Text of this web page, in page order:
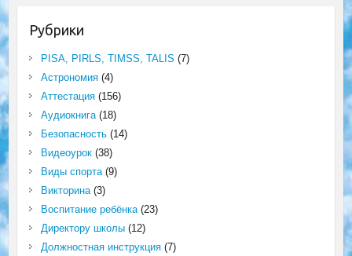
Рубрики
PISA, PIRLS, TIMSS, TALIS (7)
Астрономия(4)
Аттестация(156)
Аудиокнига(18)
Безопасность(14)
Видеоурок(38)
Виды спорта(9)
Викторина(3)
Воспитание ребёнка(23)
Директору школы(12)
Должностная инструкция(7)